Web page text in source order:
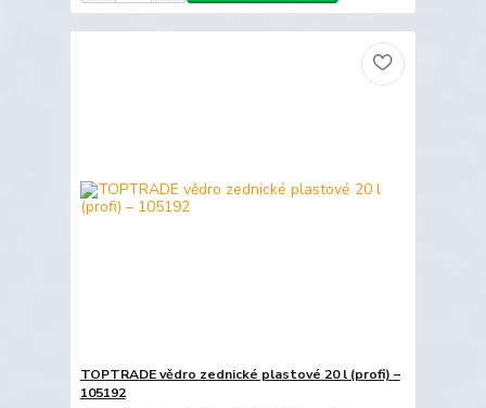
TOPTRADE vědro zednické plastové 20 l (profi) –
105192